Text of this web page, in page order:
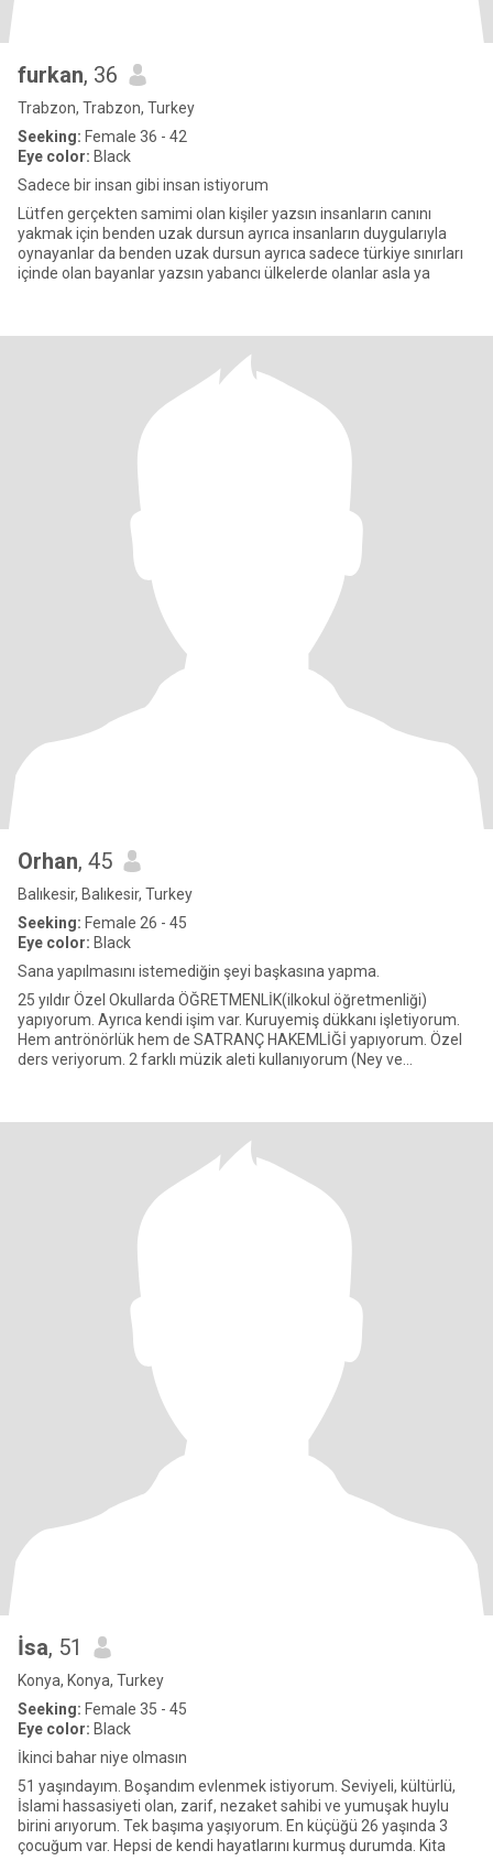
furkan, 36
Trabzon, Trabzon, Turkey
Seeking: Female 36 - 42
Eye color: Black
Sadece bir insan gibi insan istiyorum
Lütfen gerçekten samimi olan kişiler yazsın insanların canını
yakmak için benden uzak dursun ayrıca insanların duygularıyla
oynayanlar da benden uzak dursun ayrıca sadece türkiye sınırları
içinde olan bayanlar yazsın yabancı ülkelerde olanlar asla ya
Orhan, 45
Balıkesir, Balıkesir, Turkey
Seeking: Female 26 - 45
Eye color: Black
Sana yapılmasını istemediğin şeyi başkasına yapma.
25 yıldır Özel Okullarda ÖĞRETMENLİK(ilkokul öğretmenliği)
yapıyorum. Ayrıca kendi işim var. Kuruyemiş dükkanı işletiyorum.
Hem antrönörlük hem de SATRANÇ HAKEMLİĞİ yapıyorum. Özel
ders veriyorum. 2 farklı müzik aleti kullanıyorum (Ney ve
İsa, 51
Konya, Konya, Turkey
Seeking: Female 35 - 45
Eye color: Black
İkinci bahar niye olmasın
51 yaşındayım. Boşandım evlenmek istiyorum. Seviyeli, kültürlü,
İslami hassasiyeti olan, zarif, nezaket sahibi ve yumuşak huylu
birini arıyorum. Tek başıma yaşıyorum. En küçüğü 26 yaşında 3
çocuğum var. Hepsi de kendi hayatlarını kurmuş durumda. Kita